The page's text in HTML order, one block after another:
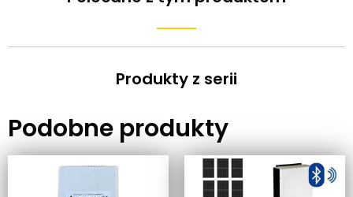
Produkty z serii
Podobne produkty